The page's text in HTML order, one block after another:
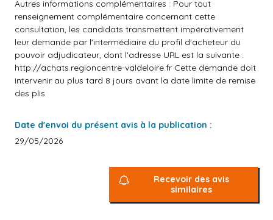
Autres informations complémentaires : Pour tout
renseignement complémentaire concernant cette
consultation, les candidats transmettent impérativement
leur demande par l'intermédiaire du profil d'acheteur du
pouvoir adjudicateur, dont l'adresse URL est la suivante :
http://achats.regioncentre-valdeloire.fr Cette demande doit
intervenir au plus tard 8 jours avant la date limite de remise
des plis
Date d'envoi du présent avis à la publication :
29/05/2026
Recevoir des avis
similaires